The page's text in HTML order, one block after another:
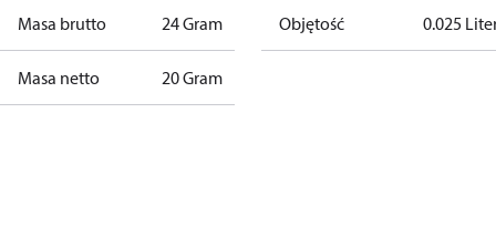
Masa brutto 24 Gram
Masa netto 20 Gram
Objętość 0.025